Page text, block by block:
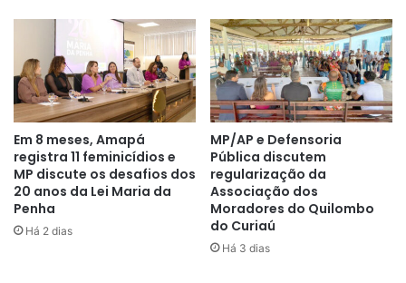
mais eficiente e atrativo no comércio internacional.
Jonhwene Silva / Comunicação CDSA
Em 8 meses, Amapá
registra 11 feminicídios e
MP discute os desafios dos
20 anos da Lei Maria da
Penha
Há 2 dias
MP/AP e Defensoria
Pública discutem
regularização da
Associação dos
Moradores do Quilombo
do Curiaú
Há 3 dias